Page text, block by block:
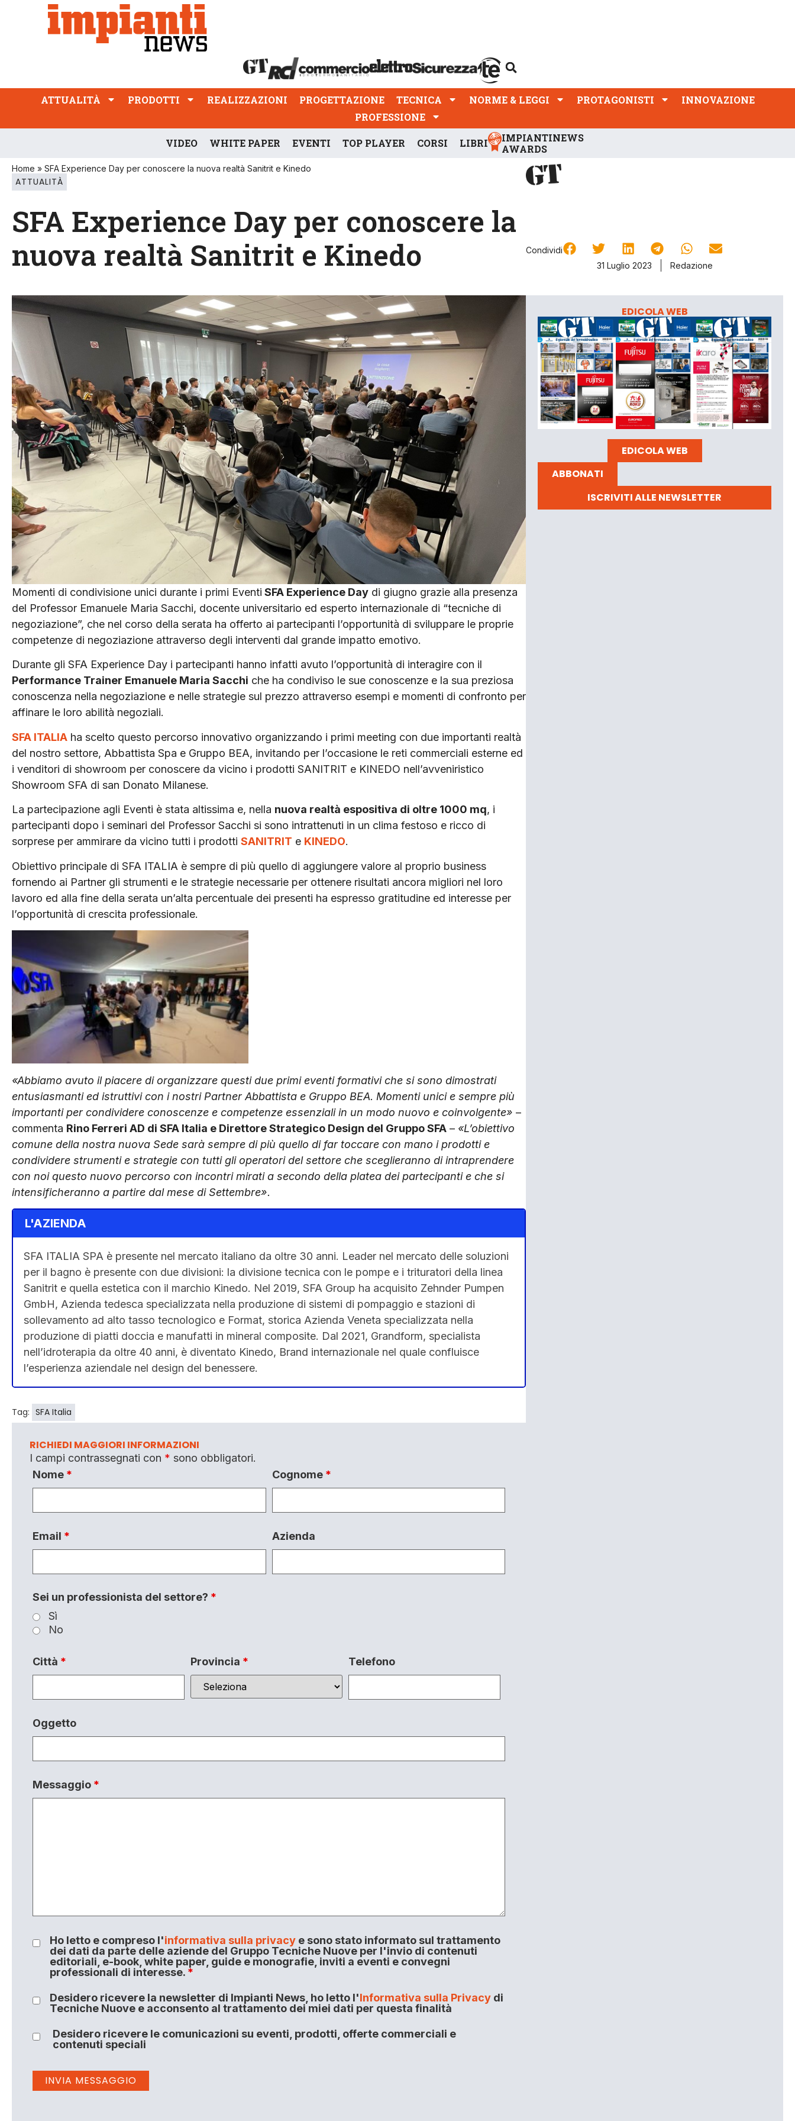
ATTUALITÀ PRODOTTI REALIZZAZIONI
PROFESSIONE
ATTUALITÀ PRODOTTI REALIZZAZIONI PROGETTAZIONE TECNICA NORME & LEGGI PROTAGONISTI
INNOVAZIONE
PROFESSIONE
VIDEO WHITE PAPER EVENTI TOP PLAYER CORSI LIBRI
IMPIANTINEWS
AWARDS
Home » SFA Experience Day per conoscere la nuova realtà Sanitrit e Kinedo
ATTUALITÀ
SFA Experience Day per conoscere la
nuova realtà Sanitrit e Kinedo
Condividi
31 Luglio 2023
Redazione
Momenti di condivisione unici durante i primi Eventi SFA Experience Day di giugno grazie alla presenza
del Professor Emanuele Maria Sacchi, docente universitario ed esperto internazionale di “tecniche di
negoziazione”, che nel corso della serata ha offerto ai partecipanti l’opportunità di sviluppare le proprie
competenze di negoziazione attraverso degli interventi dal grande impatto emotivo.
Durante gli SFA Experience Day i partecipanti hanno infatti avuto l’opportunità di interagire con il
Performance Trainer Emanuele Maria Sacchi che ha condiviso le sue conoscenze e la sua preziosa
conoscenza nella negoziazione e nelle strategie sul prezzo attraverso esempi e momenti di confronto per
affinare le loro abilità negoziali.
SFA ITALIA ha scelto questo percorso innovativo organizzando i primi meeting con due importanti realtà
del nostro settore, Abbattista Spa e Gruppo BEA, invitando per l’occasione le reti commerciali esterne ed
i venditori di showroom per conoscere da vicino i prodotti SANITRIT e KINEDO nell’avveniristico
Showroom SFA di san Donato Milanese.
La partecipazione agli Eventi è stata altissima e, nella nuova realtà espositiva di oltre 1000 mq, i
partecipanti dopo i seminari del Professor Sacchi si sono intrattenuti in un clima festoso e ricco di
sorprese per ammirare da vicino tutti i prodotti SANITRIT e KINEDO.
Obiettivo principale di SFA ITALIA è sempre di più quello di aggiungere valore al proprio business
fornendo ai Partner gli strumenti e le strategie necessarie per ottenere risultati ancora migliori nel loro
lavoro ed alla fine della serata un’alta percentuale dei presenti ha espresso gratitudine ed interesse per
l’opportunità di crescita professionale.
«Abbiamo avuto il piacere di organizzare questi due primi eventi formativi che si sono dimostrati
entusiasmanti ed istruttivi con i nostri Partner Abbattista e Gruppo BEA. Momenti unici e sempre più
importanti per condividere conoscenze e competenze essenziali in un modo nuovo e coinvolgente» –
commenta Rino Ferreri AD di SFA Italia e Direttore Strategico Design del Gruppo SFA – «L’obiettivo
comune della nostra nuova Sede sarà sempre di più quello di far toccare con mano i prodotti e
condividere strumenti e strategie con tutti gli operatori del settore che sceglieranno di intraprendere
con noi questo nuovo percorso con incontri mirati a secondo della platea dei partecipanti e che si
intensificheranno a partire dal mese di Settembre».
L'AZIENDA
SFA ITALIA SPA è presente nel mercato italiano da oltre 30 anni. Leader nel mercato delle soluzioni
per il bagno è presente con due divisioni: la divisione tecnica con le pompe e i trituratori della linea
Sanitrit e quella estetica con il marchio Kinedo. Nel 2019, SFA Group ha acquisito Zehnder Pumpen
GmbH, Azienda tedesca specializzata nella produzione di sistemi di pompaggio e stazioni di
sollevamento ad alto tasso tecnologico e Format, storica Azienda Veneta specializzata nella
produzione di piatti doccia e manufatti in mineral composite. Dal 2021, Grandform, specialista
nell’idroterapia da oltre 40 anni, è diventato Kinedo, Brand internazionale nel quale confluisce
l’esperienza aziendale nel design del benessere.
Tag: SFA Italia
RICHIEDI MAGGIORI INFORMAZIONI
I campi contrassegnati con * sono obbligatori.
Nome * Cognome *
Email * Azienda
Sei un professionista del settore? *
Sì
No
Città * Provincia * Telefono
Oggetto
Messaggio *
Ho letto e compreso l'informativa sulla privacye sono stato informato sul trattamento
dei dati da parte delle aziende del Gruppo Tecniche Nuove per l'invio di contenuti
editoriali, e-book, white paper, guide e monografie, inviti a eventi e convegni
professionali di interesse. *
Desidero ricevere la newsletter di Impianti News, ho letto l'Informativa sulla Privacydi
Tecniche Nuove e acconsento al trattamento dei miei dati per questa finalità
Desidero ricevere le comunicazioni su eventi, prodotti, offerte commerciali e
contenuti speciali
EDICOLA WEB
EDICOLA WEB
ABBONATI
ISCRIVITI ALLE NEWSLETTER